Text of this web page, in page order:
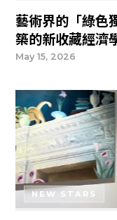
藝術界的「綠色
築的新收藏經濟
May 15, 2026
NEW STARS